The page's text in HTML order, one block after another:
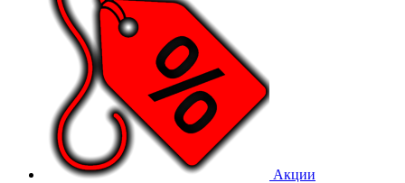
Акции